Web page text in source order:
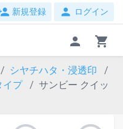
新規登録 person ログイン
person shopping_cart
シヤチハタ・浸透印
イプ
サンビー クイッ